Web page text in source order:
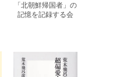
「北朝鮮帰国者」の
記憶を記録する会